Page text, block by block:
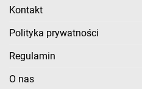
Kontakt
Polityka prywatności
Regulamin
O nas